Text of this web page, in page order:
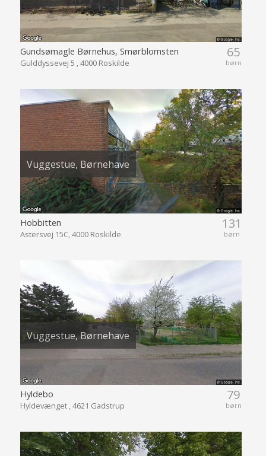
65
børn
Gundsømagle Børnehus, Smørblomsten
Gulddyssevej 5 , 4000 Roskilde
Vuggestue, Børnehave
131
børn
Hobbitten
Astersvej 15C, 4000 Roskilde
Vuggestue, Børnehave
79
børn
Hyldebo
Hyldevænget , 4621 Gadstrup